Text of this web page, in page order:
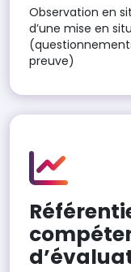
Observation en
d’une mise en
preuve)